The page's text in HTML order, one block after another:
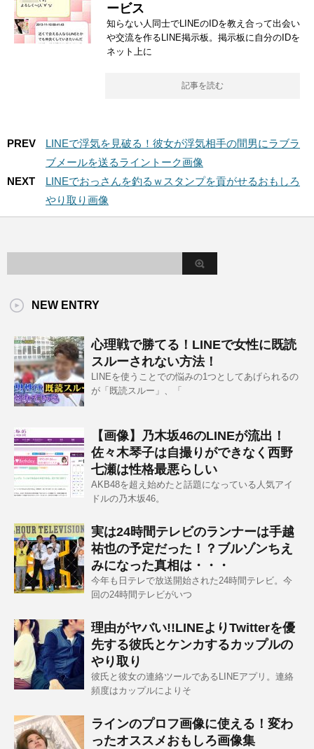
ービス
知らない人同士でLINEのIDを教え合って出会い
や交流を作るLINE掲示板。掲示板に自分のIDを
ネット上に
記事を読む
PREV
LINEで浮気を見破る！彼女が浮気相手の間男にラブラ
ブメールを送るライントーク画像
NEXT
LINEでおっさんを釣るｗスタンプを貢がせるおもしろ
やり取り画像
NEW ENTRY
心理戦で勝てる！LINEで女性に既読
スルーされない方法！
LINEを使うことでの悩みの1つとしてあげられるの
が「既読スルー」、「
【画像】乃木坂46のLINEが流出！
佐々木琴子は自撮りができなく西野
七瀬は性格最悪らしい
AKB48を超え始めたと話題になっている人気アイ
ドルの乃木坂46。
実は24時間テレビのランナーは手越
祐也の予定だった！？ブルゾンちえ
みになった真相は・・・
今年も日テレで放送開始された24時間テレビ。今
回の24時間テレビがいつ
理由がヤバい!!LINEよりTwitterを優
先する彼氏とケンカするカップルの
やり取り
彼氏と彼女の連絡ツールであるLINEアプリ。連絡
頻度はカップルによりそ
ラインのプロフ画像に使える！変わ
ったオススメおもしろ画像集